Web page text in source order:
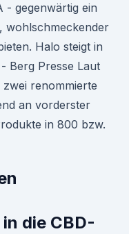
- gegenwärtig ein
wohlschmeckender
Halo steigt in
Berg Presse Laut
zwei renommierte
an vorderster
in 800 bzw.
die CBD-